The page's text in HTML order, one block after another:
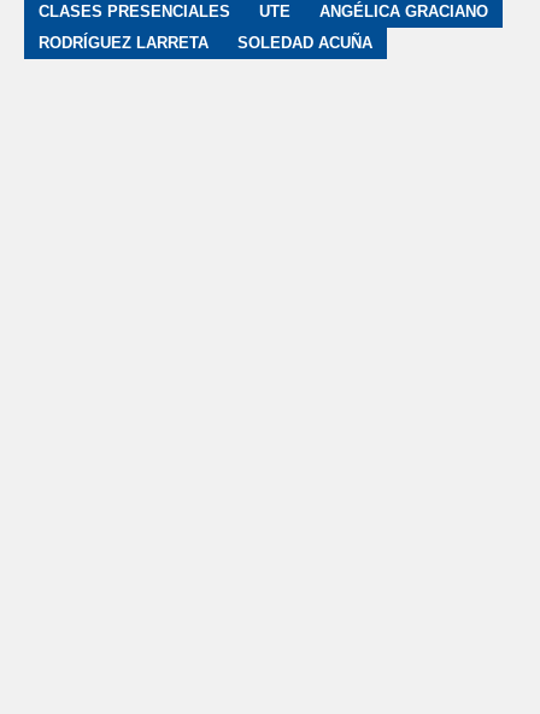
CLASES PRESENCIALES UTE
ANGÉLICA GRACIANO
RODRÍGUEZ LARRETA
SOLEDAD ACUÑA